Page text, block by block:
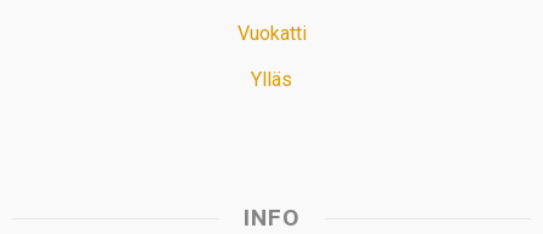
Vuokatti
Ylläs
INFO